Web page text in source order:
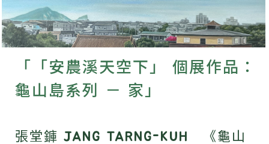
「「安農溪天空下」 個展作品：
龜山島系列 － 家」
張堂龲 JANG TARNG-KUH 《龜山